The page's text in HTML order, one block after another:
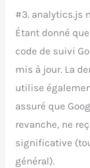
#3. analytics.js
Étant donné
code de suivi
mis à jour. La
utilise
assuré que
revanche, ne
significative
général).